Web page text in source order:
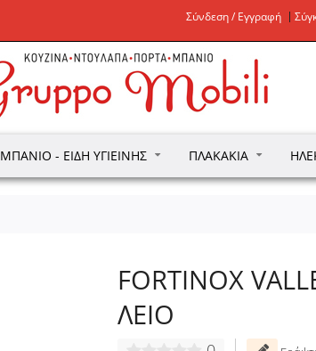
Σύνδεση / Εγγραφή
ΜΠΆΝΙΟ - ΕΊΔΗ ΥΓΙΕΙΝΉΣ ΠΛΑΚΆΚΙΑ
FORTINOX
ΛΕΙΟ